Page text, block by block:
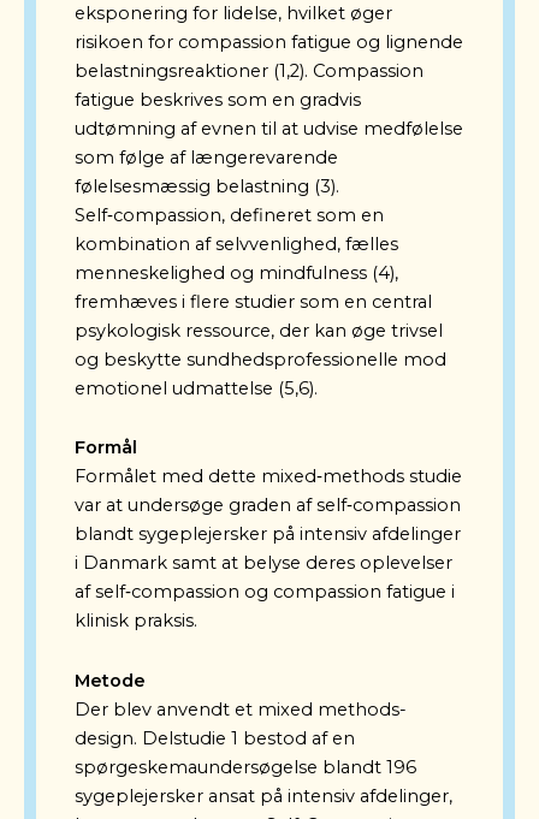
eksponering for lidelse, hvilket øger
risikoen for compassion fatigue og lignende
belastningsreaktioner (1,2). Compassion
fatigue beskrives som en gradvis
udtømning af evnen til at udvise medfølelse
som følge af længerevarende
følelsesmæssig belastning (3).
Self‑compassion, defineret som en
kombination af selvvenlighed, fælles
menneskelighed og mindfulness (4),
fremhæves i flere studier som en central
psykologisk ressource, der kan øge trivsel
og beskytte sundhedsprofessionelle mod
emotionel udmattelse (5,6).
Formål
Formålet med dette mixed‑methods studie
var at undersøge graden af self‑compassion
blandt sygeplejersker på intensiv afdelinger
i Danmark samt at belyse deres oplevelser
af self‑compassion og compassion fatigue i
klinisk praksis.
Metode
Der blev anvendt et mixed methods-
design. Delstudie 1 bestod af en
spørgeskemaundersøgelse blandt 196
sygeplejersker ansat på intensiv afdelinger,